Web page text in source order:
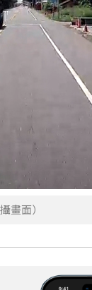
畫面）